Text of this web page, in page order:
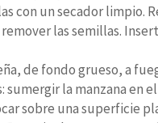
con un secador limpio.
las semillas.
de fondo grueso, a
sumergir la manzana en
sobre una superficie